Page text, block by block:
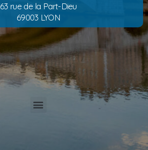
63 rue de la Part-Dieu
69003 LYON